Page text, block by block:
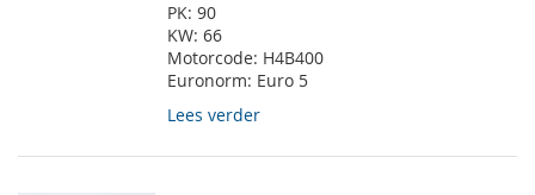
PK: 90
KW: 66
Motorcode: H4B400
Euronorm: Euro 5
Lees verder